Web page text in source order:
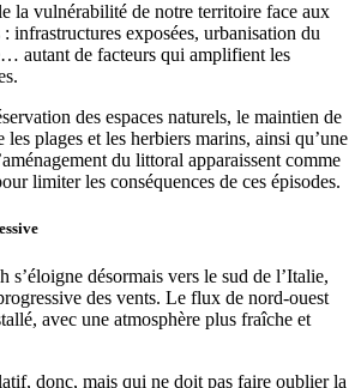
la vulnérabilité de notre territoire face aux
infrastructures exposées, urbanisation du
autant de facteurs qui amplifient les
des espaces naturels, le maintien de
les plages et les herbiers marins, ainsi qu’une
du littoral apparaissent comme
limiter les conséquences de ces épisodes.
s’éloigne désormais vers le sud de l’Italie,
des vents. Le flux de nord-ouest
avec une atmosphère plus fraîche et
donc, mais qui ne doit pas faire oublier la